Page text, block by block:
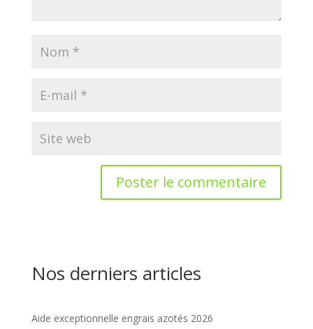
Nos derniers articles
Aide exceptionnelle engrais azotés 2026